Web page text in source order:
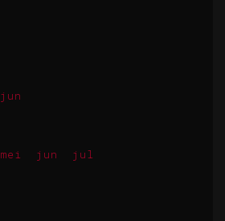
jun
mei jun
jul